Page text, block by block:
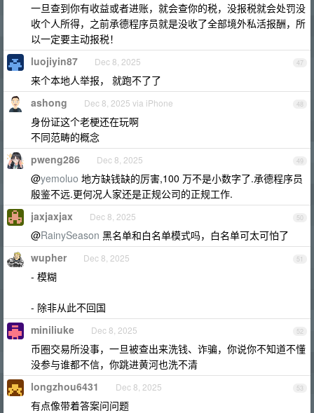
一旦查到你有收益或者进账，就会查你的税，没报税就会处罚没
收个人所得，之前承德程序员就是没收了全部境外私活报酬，所
以一定要主动报税！
47
luojiyin87 Dec 8, 2025
来个本地人举报， 就跑不了了
48
ashong Dec 8, 2025 via iPhone
身份证这个老梗还在玩啊
不同范畴的概念
49
pweng286 Dec 8, 2025
@yemoluo 地方缺钱缺的厉害,100 万不是小数字了.承德程序员
殷鉴不远.更何况人家还是正规公司的正规工作.
50
jaxjaxjax Dec 8, 2025
@RainySeason 黑名单和白名单模式吗，白名单可太可怕了
51
wupher Dec 8, 2025
- 模糊
- 除非从此不回国
52
miniliuke Dec 8, 2025
币圈交易所没事，一旦被查出来洗钱、诈骗，你说你不知道不懂
没参与谁都不信，你跳进黄河也洗不清
53
longzhou6431 Dec 8, 2025
有点像带着答案问问题